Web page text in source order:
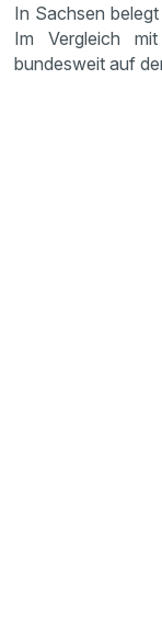
In Sachsen
Im Vergleich
bundesweit auf